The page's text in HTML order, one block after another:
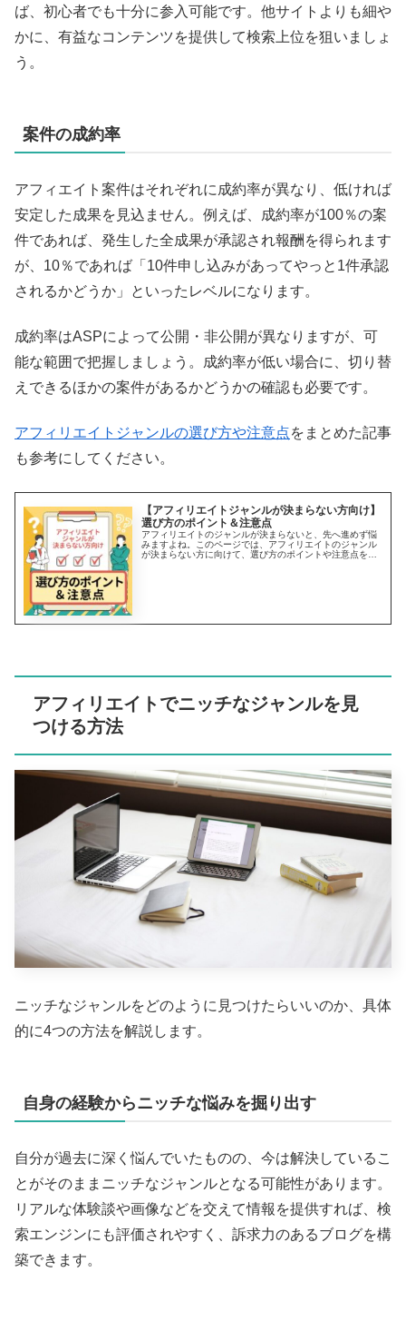
ば、初心者でも十分に参入可能です。他サイトよりも細や
かに、有益なコンテンツを提供して検索上位を狙いましょ
う。
案件の成約率
アフィエイト案件はそれぞれに成約率が異なり、低ければ
安定した成果を見込ません。例えば、成約率が100％の案
件であれば、発生した全成果が承認され報酬を得られます
が、10％であれば「10件申し込みがあってやっと1件承認
されるかどうか」といったレベルになります。
成約率はASPによって公開・非公開が異なりますが、可
能な範囲で把握しましょう。成約率が低い場合に、切り替
えできるほかの案件があるかどうかの確認も必要です。
アフィリエイトジャンルの選び方や注意点をまとめた記事
も参考にしてください。
【アフィリエイトジャンルが決まらない方向け】
選び方のポイント＆注意点
アフィリエイトのジャンルが決まらないと、先へ進めず悩
みますよね。このページでは、アフィリエイトのジャンル
が決まらない方に向けて、選び方のポイントや注意点を解
アフィリエイトでニッチなジャンルを見
つける方法
ニッチなジャンルをどのように見つけたらいいのか、具体
的に4つの方法を解説します。
自身の経験からニッチな悩みを掘り出す
自分が過去に深く悩んでいたものの、今は解決しているこ
とがそのままニッチなジャンルとなる可能性があります。
リアルな体験談や画像などを交えて情報を提供すれば、検
索エンジンにも評価されやすく、訴求力のあるブログを構
築できます。